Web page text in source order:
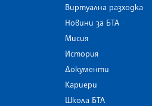
Виртуална разходка
Новини за БТА
Мисия
История
Документи
Кариери
Школа БТА